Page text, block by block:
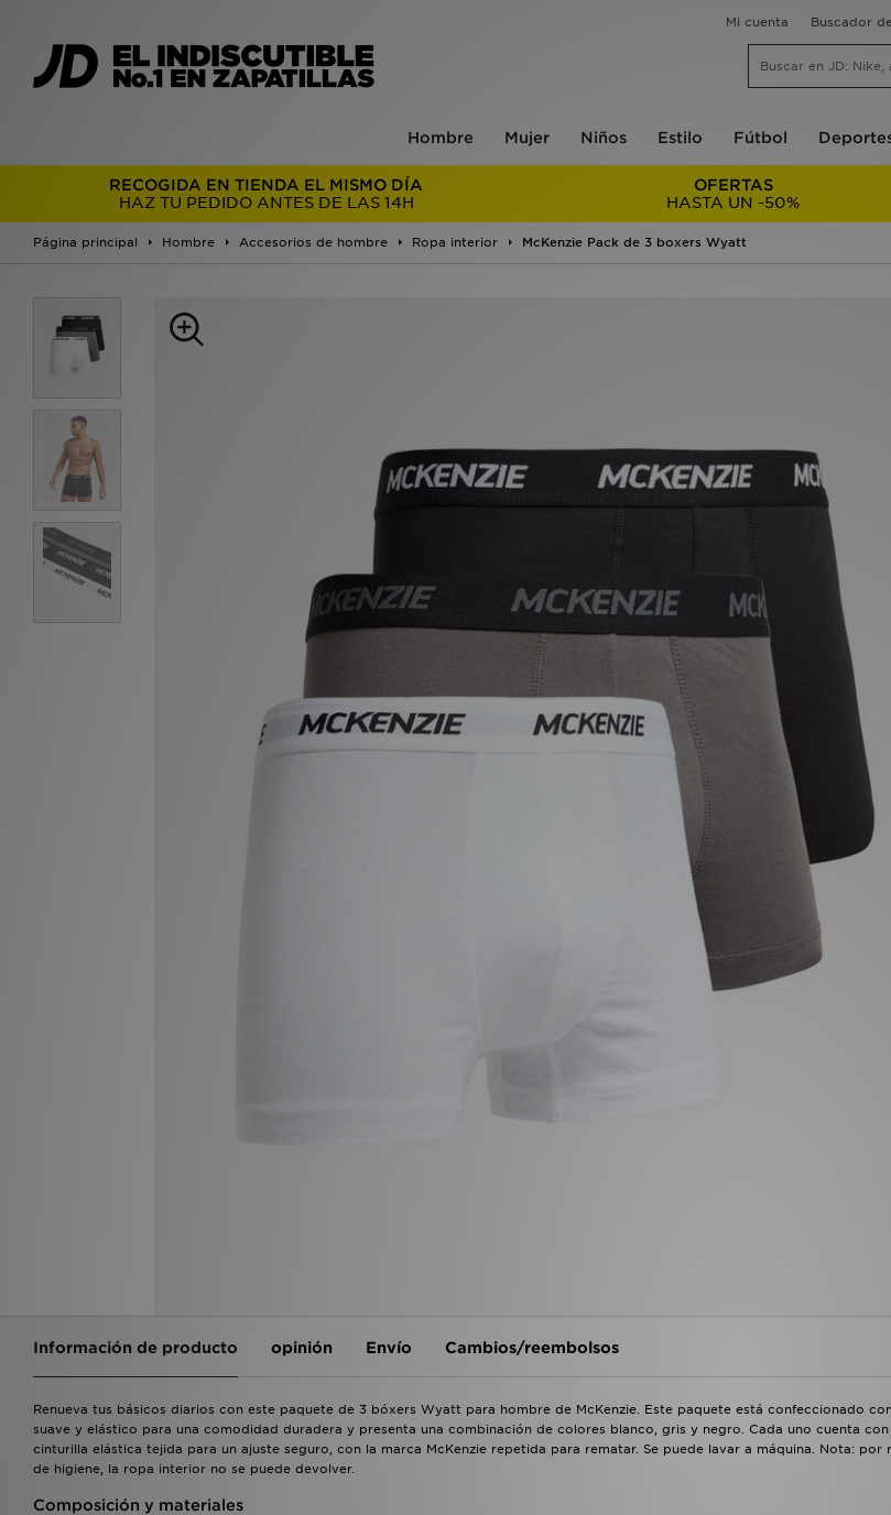
Mi cuenta Buscador
Hombre Mujer Niños Estilo Fútbol
RECOGIDA EN TIENDA EL MISMO DÍA
HAZ TU PEDIDO ANTES DE LAS 14H
OFERTAS
HASTA UN -50%
Página principal Hombre Accesorios de hombre Ropa interior McKenzie Pack de 3 boxers Wyatt
Información de producto opinión Envío Cambios/reembolsos
Renueva tus básicos diarios con este paquete de 3 bóxers Wyatt para hombre de McKenzie. Este paquete está confeccionado
suave y elástico para una comodidad duradera y presenta una combinación de colores blanco, gris y negro. Cada uno cuenta con
cinturilla elástica tejida para un ajuste seguro, con la marca McKenzie repetida para rematar. Se puede lavar a máquina. Nota: por
de higiene, la ropa interior no se puede devolver.
Composición y materiales